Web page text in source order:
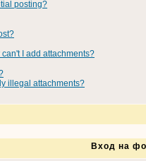
posting?
I add attachments?
illegal attachments?
Вход на